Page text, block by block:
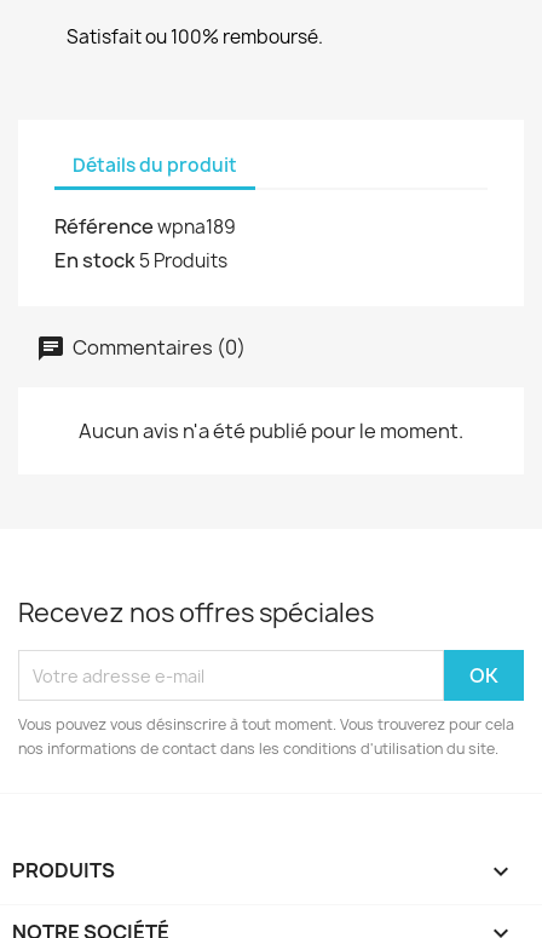
Satisfait ou 100% remboursé.
Détails du produit
Référencewpna189
En stock5 Produits
Commentaires (0)
Aucun avis n'a été publié pour le moment.
Recevez nos offres spéciales
Vous pouvez vous désinscrire à tout moment. Vous trouverez pour cela
nos informations de contact dans les conditions d'utilisation du site.
PRODUITS 
NOTRE SOCIÉTÉ